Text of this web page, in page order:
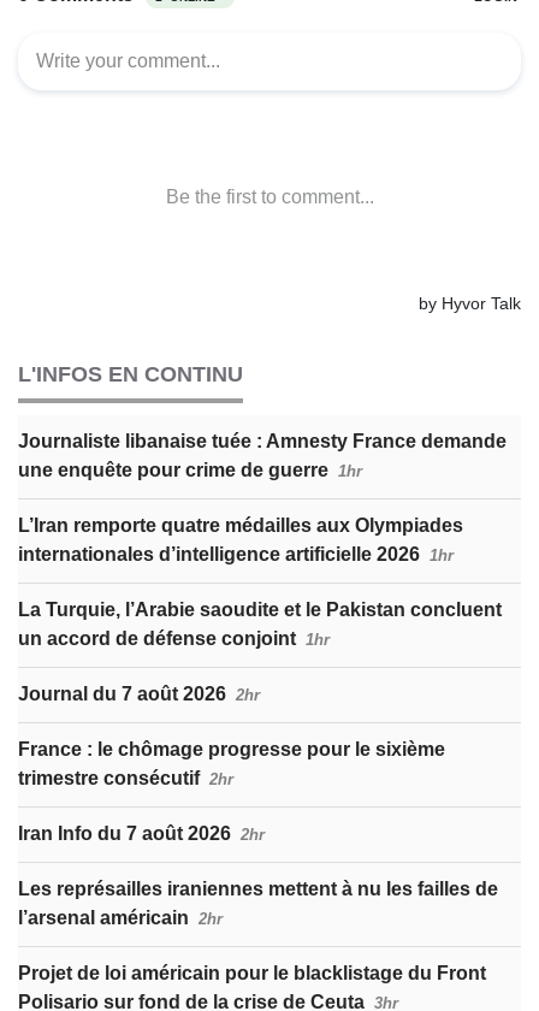
L'INFOS EN CONTINU
Journaliste libanaise tuée : Amnesty France demande
une enquête pour crime de guerre 1hr
L’Iran remporte quatre médailles aux Olympiades
internationales d’intelligence artificielle 2026 1hr
La Turquie, l’Arabie saoudite et le Pakistan concluent
un accord de défense conjoint 1hr
Journal du 7 août 2026 2hr
France : le chômage progresse pour le sixième
trimestre consécutif 2hr
Iran Info du 7 août 2026 2hr
Les représailles iraniennes mettent à nu les failles de
l’arsenal américain 2hr
Projet de loi américain pour le blacklistage du Front
Polisario sur fond de la crise de Ceuta 3hr